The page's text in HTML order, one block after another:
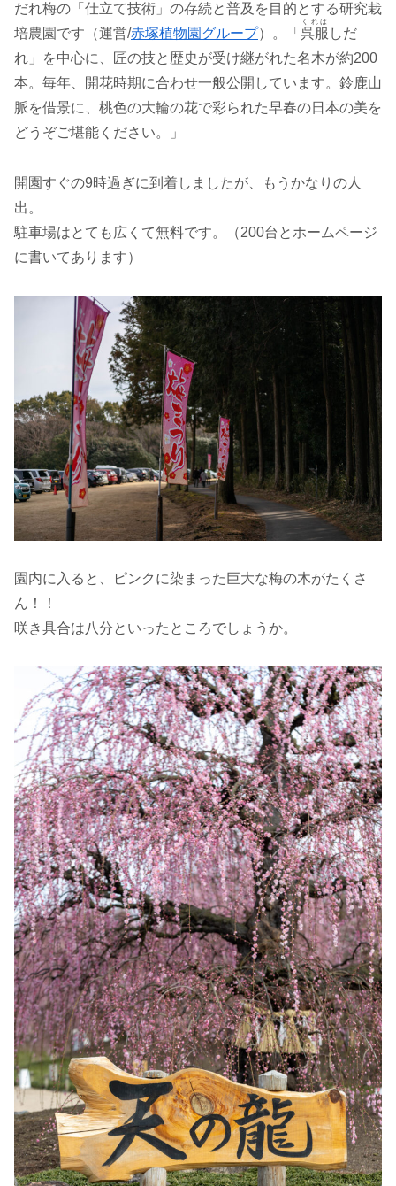
だれ梅の「仕立て技術」の存続と普及を目的とする研究栽
培農園です（運営/赤塚植物園グループ）。「 呉服
くれは
しだ
れ」を中心に、匠の技と歴史が受け継がれた名木が約200
本。毎年、開花時期に合わせ一般公開しています。鈴鹿山
脈を借景に、桃色の大輪の花で彩られた早春の日本の美を
どうぞご堪能ください。」
開園すぐの9時過ぎに到着しましたが、もうかなりの人
出。
駐車場はとても広くて無料です。（200台とホームページ
に書いてあります）
園内に入ると、ピンクに染まった巨大な梅の木がたくさ
ん！！
咲き具合は八分といったところでしょうか。